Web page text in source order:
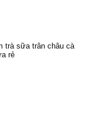
trà sữa trân châu cà
rẻ